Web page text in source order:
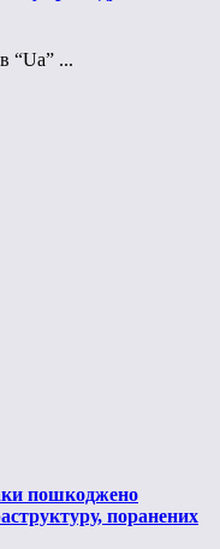
“Ua” ...
пошкоджено
поранених